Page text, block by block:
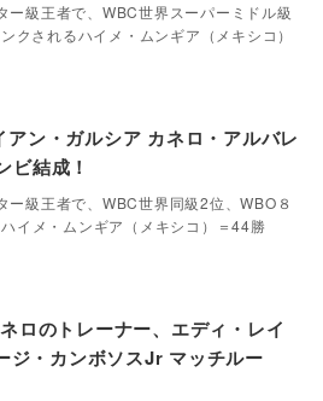
ー級王者で、WBC世界スーパーミドル級
クされるハイメ・ムンギア（メキシコ）
ン・ガルシア カネロ・アルバレ
ビ結成！
ー級王者で、WBC世界同級2位、WBO８
イメ・ムンギア（メキシコ）＝44勝
ロのトレーナー、エディ・レイ
ジ・カンボソスJr マッチルー